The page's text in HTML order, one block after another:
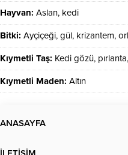
Hayvan: Aslan, kedi
Bitki: Ayçiçeği, gül, krizantem,
Kıymetli Taş: Kedi gözü,
Kıymetli Maden: Altın
ANASAYFA